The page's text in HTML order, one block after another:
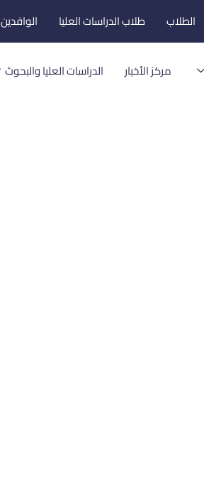
الطلاب طلاب الدراسات العليا الوافدين
مركز الأخبار الدراسات العليا والبحوث